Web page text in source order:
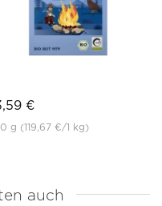
€
g (119,67 €/1 kg)
auch